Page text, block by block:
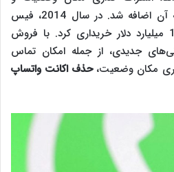
بسیاری از ویژگی‌های دیگر به آن اضافه شد. در سال 2014، فیس
‌بوک واتساپ را به قیمت 19 میلیارد دلار خریداری کرد. با فروش
جدیدی، از جمله امکان تماس
مکان وضعیت،حذف اکانت واتساپ